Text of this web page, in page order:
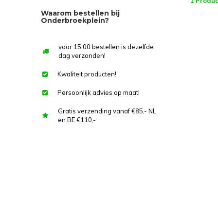
Waarom bestellen bij
Onderbroekplein?
voor 15:00 bestellen is dezelfde
dag verzonden!
Kwaliteit producten!
Persoonlijk advies op maat!
Gratis verzending vanaf €85,- NL
en BE €110,-